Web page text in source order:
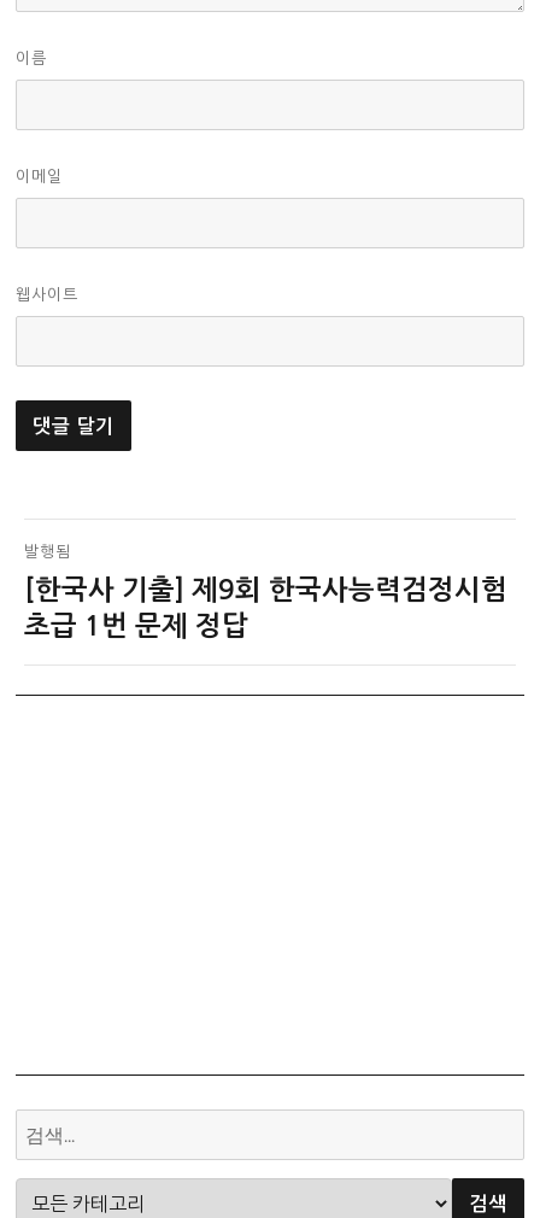
이름
이메일
웹사이트
글
탐
발행됨
[한국사 기출] 제9회 한국사능력검정시험
초급 1번 문제 정답